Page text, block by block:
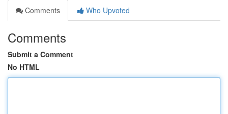
Comments
Who Upvoted
Comments
Submit a Comment
No HTML